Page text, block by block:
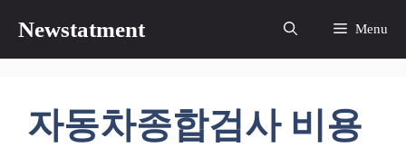
츠
Newstatment Menu
자동차종합검사 비용